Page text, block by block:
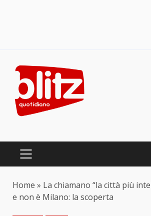
content
PRIMARY
Home » La chiamano “la città più
e non è Milano: la scoperta